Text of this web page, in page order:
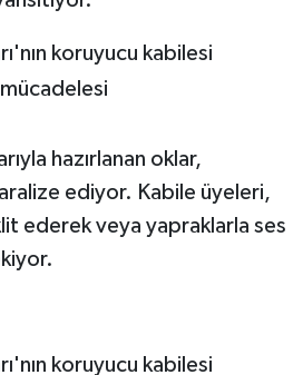
hazırlanan oklar,
ediyor. Kabile üyeleri,
ederek veya yapraklarla ses